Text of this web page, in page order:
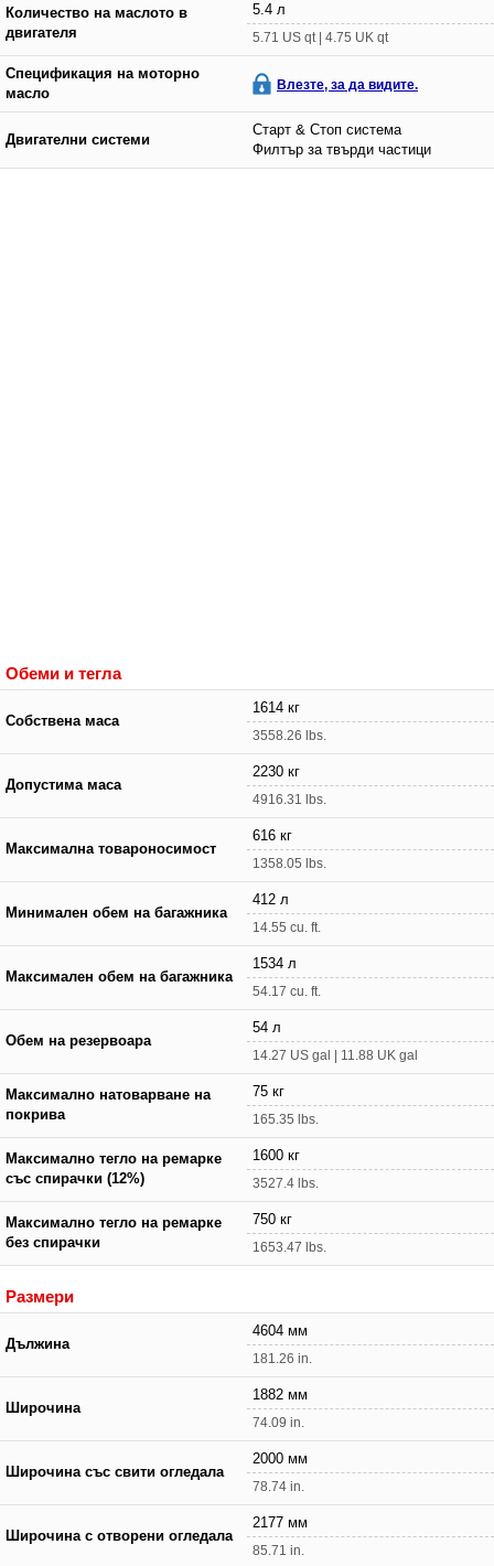
Количество на маслото в
двигателя
5.4 л
5.71 US qt | 4.75 UK qt
Спецификация на моторно
масло
Влезте, за да видите.
Двигателни системи
Старт & Стоп система
Филтър за твърди частици
Обеми и тегла
Собствена маса
1614 кг
3558.26 lbs.
Допустима маса
2230 кг
4916.31 lbs.
Максимална товароносимост
616 кг
1358.05 lbs.
Минимален обем на багажника
412 л
14.55 cu. ft.
Максимален обем на багажника
1534 л
54.17 cu. ft.
Обем на резервоара
54 л
14.27 US gal | 11.88 UK gal
Максимално натоварване на
покрива
75 кг
165.35 lbs.
Максимално тегло на ремарке
със спирачки (12%)
1600 кг
3527.4 lbs.
Максимално тегло на ремарке
без спирачки
750 кг
1653.47 lbs.
Размери
Дължина
4604 мм
181.26 in.
Широчина
1882 мм
74.09 in.
Широчина със свити огледала
2000 мм
78.74 in.
Широчина с отворени огледала
2177 мм
85.71 in.